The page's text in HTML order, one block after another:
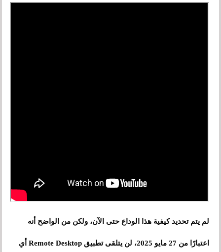
لم يتم تحديد كيفية هذا الوداع حتى الآن، ولكن من الواضح أنه
اعتبارًا من 27 مايو 2025، لن يتلقى تطبيق Remote Desktop أي